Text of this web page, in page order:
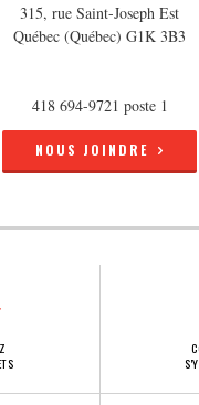
315, rue Saint-Joseph Est
Québec (Québec) G1K 3B3
418 694-9721 poste 1
NOUS JOINDRE